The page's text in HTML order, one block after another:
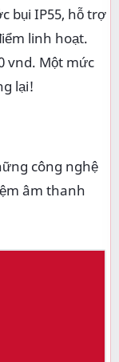
bụi IP55, hỗ trợ
linh hoạt.
vnd. Một mức
lại!
công nghệ
âm thanh